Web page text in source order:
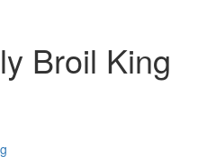
Broil King